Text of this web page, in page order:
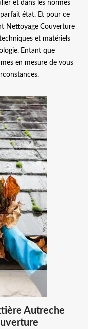
et dans les normes
état. Et pour ce
Nettoyage Couverture
et matériels
Entant que
en mesure de vous
Autreche